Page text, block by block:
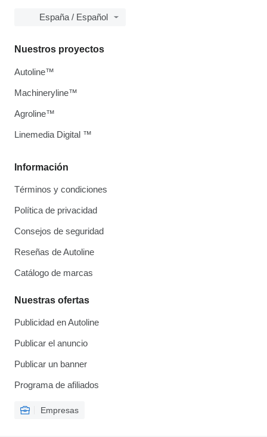
España / Español
Información
Términos y condiciones
Política de privacidad
Consejos de seguridad
Reseñas de Autoline
Catálogo de marcas
Nuestras ofertas
Publicidad en Autoline
Publicar el anuncio
Publicar un banner
Programa de afiliados
Empresas
Nuestros proyectos
Autoline™
Machineryline™
Agroline™
Linemedia Digital ™